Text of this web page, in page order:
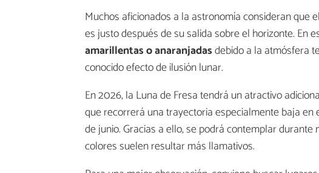
Muchos aficionados a la astronomía consideran
es justo después de su salida sobre el horizonte. En
amarillentas o anaranjadasdebido a la atmósfera
conocido efecto de ilusión lunar.
En 2026, la Luna de Fresa tendrá un atractivo
que recorrerá una trayectoria especialmente baja
de junio. Gracias a ello, se podrá contemplar
colores suelen resultar más llamativos.